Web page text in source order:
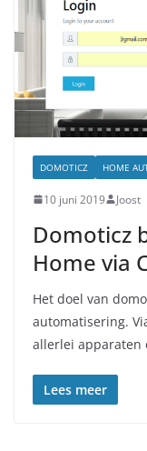
DOMOTICZ HOME
10 juni 2019 Joost
Domoticz
Home via
Het doel van
automatisering.
allerlei apparaten
Lees meer